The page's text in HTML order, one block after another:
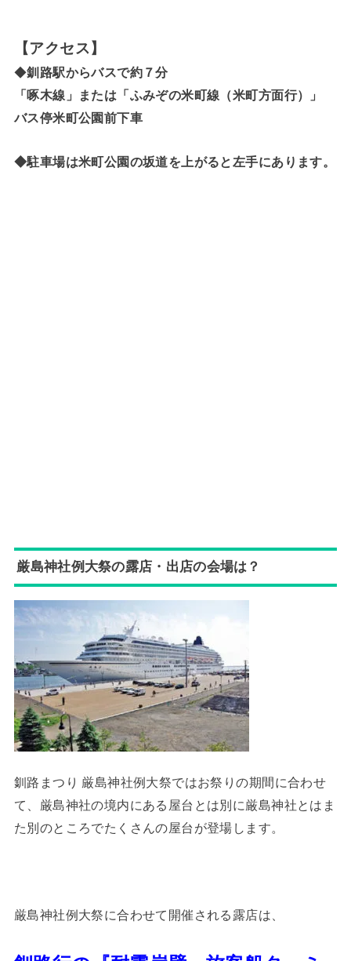
【アクセス】
◆釧路駅からバスで約７分
「啄木線」または「ふみぞの米町線（米町方面行）」
バス停米町公園前下車
◆駐車場は米町公園の坂道を上がると左手にあります。
厳島神社例大祭の露店・出店の会場は？
釧路まつり 厳島神社例大祭ではお祭りの期間に合わせ
て、厳島神社の境内にある屋台とは別に厳島神社とはま
た別のところでたくさんの屋台が登場します。
厳島神社例大祭に合わせて開催される露店は、